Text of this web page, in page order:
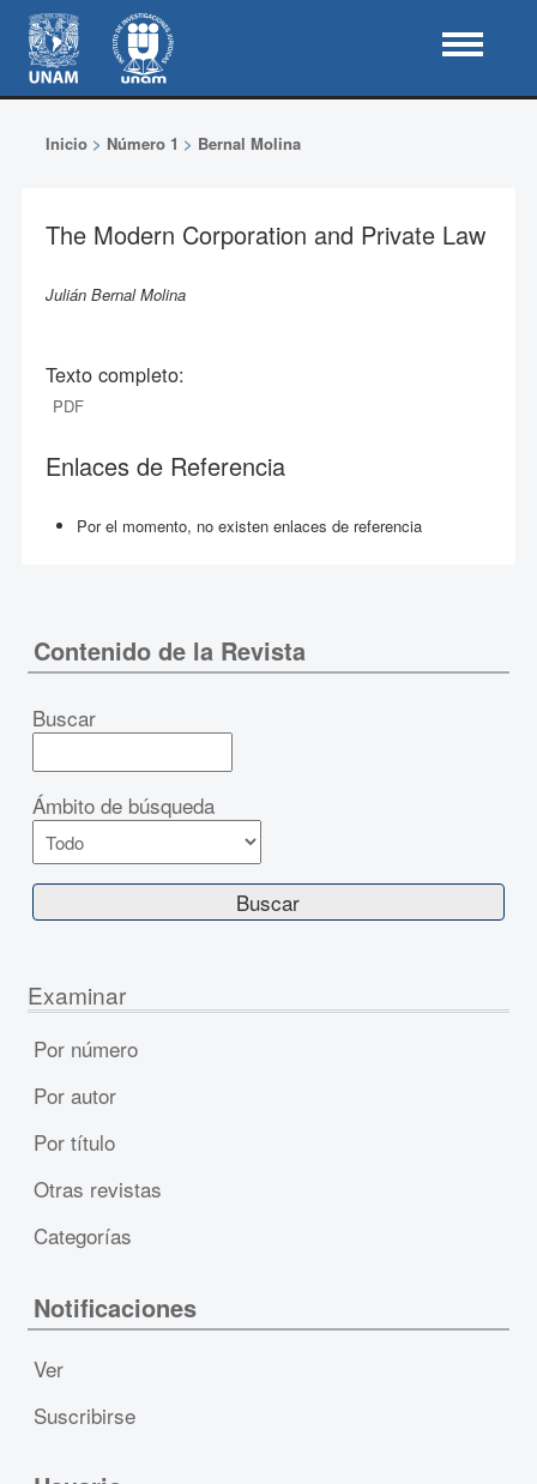
Inicio> Número 1 > Bernal Molina
The Modern Corporation and Private Law
Julián Bernal Molina
Texto completo:
PDF
Enlaces de Referencia
Por el momento, no existen enlaces de referencia
Contenido de la Revista
Buscar
Ámbito de búsqueda
Examinar
Por número
Por autor
Por título
Otras revistas
Categorías
Notificaciones
Ver
Suscribirse